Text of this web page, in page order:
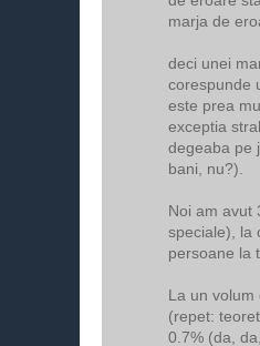
marja de
deci unei
corespunde
este prea
exceptia
degeaba pe
bani, nu?).
Noi am avut
speciale), la
persoane la
La un
(repet:
0.7% (da,